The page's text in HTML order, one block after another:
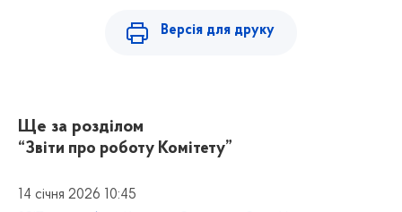
Версія для друку
Ще за розділом
“Звіти про роботу Комітету”
14 січня 2026 10:45